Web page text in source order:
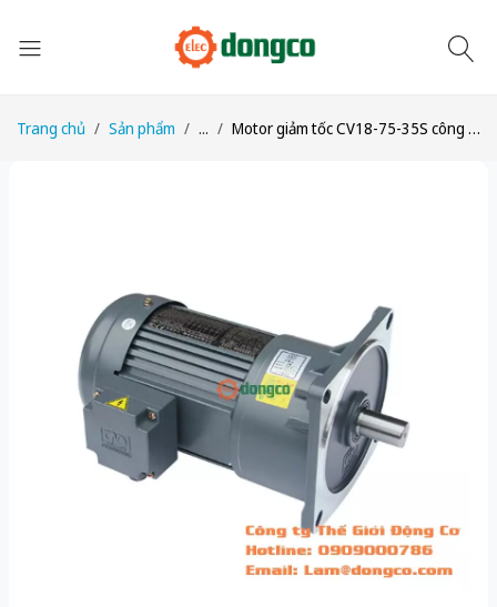
Trang chủ Sản phẩm ... Motor giảm tốc CV18-75-35S công suất 1/10HP (75W) tỉ số truyền 1/35